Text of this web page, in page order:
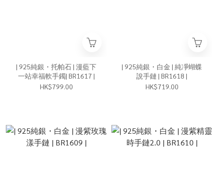
| 925純銀・托帕石 | 漫藍下
一站幸福軟手鐲| BR1617 |
HK$799.00
| 925純銀・白金 | 純凈蝴蝶
說手鏈 | BR1618 |
HK$719.00